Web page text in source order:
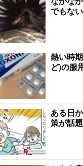
でもな
熱い時
ど)の服
ある日
策が話